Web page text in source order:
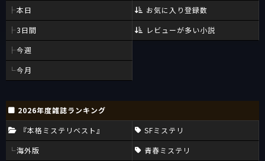
本日
3日間
今週
今月
お気に入り登録数
レビューが多い小説
2026年度雑誌ランキング
『本格ミステリベスト』
海外版
SFミステリ
青春ミステリ